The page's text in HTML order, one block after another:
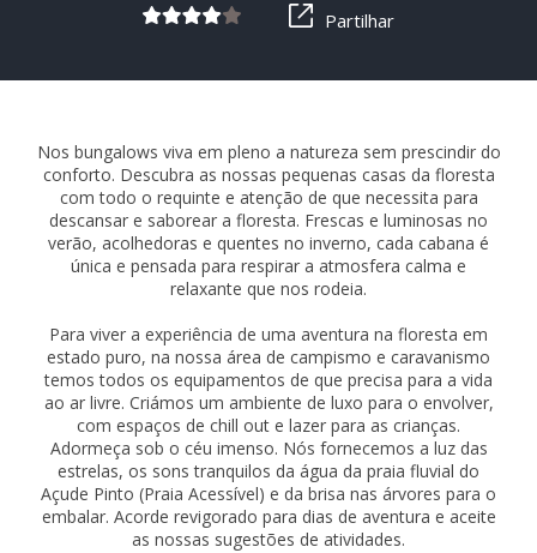
Partilhar
Nos bungalows viva em pleno a natureza sem prescindir do
conforto. Descubra as nossas pequenas casas da floresta
com todo o requinte e atenção de que necessita para
descansar e saborear a floresta. Frescas e luminosas no
verão, acolhedoras e quentes no inverno, cada cabana é
única e pensada para respirar a atmosfera calma e
relaxante que nos rodeia.
Para viver a experiência de uma aventura na floresta em
estado puro, na nossa área de campismo e caravanismo
temos todos os equipamentos de que precisa para a vida
ao ar livre. Criámos um ambiente de luxo para o envolver,
com espaços de chill out e lazer para as crianças.
Adormeça sob o céu imenso. Nós fornecemos a luz das
estrelas, os sons tranquilos da água da praia fluvial do
Açude Pinto (Praia Acessível) e da brisa nas árvores para o
embalar. Acorde revigorado para dias de aventura e aceite
as nossas sugestões de atividades.